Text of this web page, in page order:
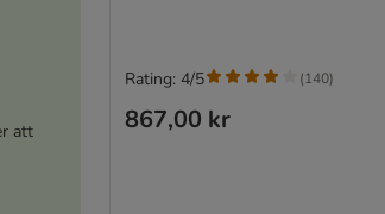
att
867,00 kr
Rating: 4/5 (140)